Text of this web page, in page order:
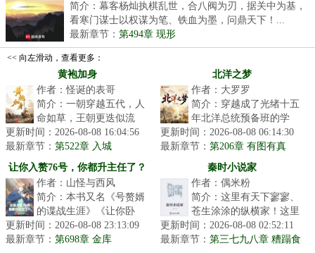
简介：幕客杨灿执棋乱世，合八阀为刃，据关中为基，
看寒门谋士以权谋为笔、铁血为墨，问鼎天下！...
最新章节： 第494章 现形
<< 向左滑动，查看更多：
黄袍加身
作者：怪诞的表哥
简介：一朝穿越五代，人
命如草，王朝更迭似流
水。他是蝼蚁，则撼参天
巨树，为棋子，则破天下
局。布衣之志...
更新时间：2026-08-08 16:04:56
最新章节： 第522章 入城
北洋之梦
作者：大罗罗
简介：穿越成了光绪十五
年北洋总统预备班的学
渣，常德胜看着自己的一
众好同学：冯国璋、段祺
瑞、曹锟、王...
更新时间：2026-08-08 06:14:30
最新章节： 第206章 有图有真
相，亲爸爸，可不能让李鸿章赢
太多！（求月票）
让你入赘76号，你都升主任了？
作者：山怪与西风
简介：本书又名《号赘婿
的谍战生涯》《让你卧
底，谁教你明码传情报
的？》携带着托尼·斯塔克
更新时间：2026-08-08 23:13:09
最新章节： 第698章 金库
秦时小说家
作者：偶米粉
简介：这里有天下寥寥、
苍生涂涂的纵横家！这里
有修身、齐家、治国、平
天下的儒家！这里有天下
更新时间：2026-08-08 02:52:11
最新章节： 第三七九八章 糟蹋食